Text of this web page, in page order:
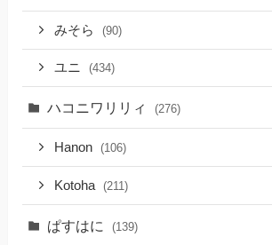
みそら (90)
ユニ (434)
ハコニワリリィ (276)
Hanon (106)
Kotoha (211)
ぱすはに (139)